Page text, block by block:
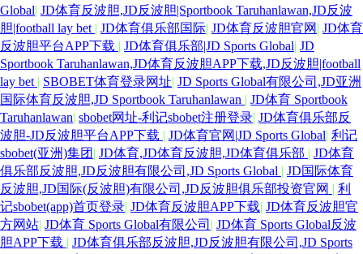
Global| JD体育反波胆,JD反波胆|Sportbook Taruhanlawan,JD反波
胆|football lay bet | JD体育俱乐部国际| JD体育反波胆官网 | JD体育
反波胆平台APP下载 | JD体育俱乐部|JD Sports Global| JD
Sportbook Taruhanlawan,JD体育反波胆APP下载,JD反波胆|football
lay bet | SBOBET体育登录网址| JD Sports Global有限公司,JD亚洲
国际体育反波胆,JD Sportbook Taruhanlawan | JD体育 Sportbook
Taruhanlawan| sbobet网址-利记sbobet注册登录| JD体育俱乐部反
波胆-JD反波胆平台APP下载 | JD体育官网|JD Sports Global| 利记
sbobet(亚洲)集团 | JD体育,JD体育反波胆,JD体育俱乐部 | JD体育
俱乐部反波胆,JD反波胆有限公司,JD Sports Global | JD国际体育
反波胆,JD国际(反波胆)有限公司,JD反波胆俱乐部投资官网 | 利
记sbobet(app)首页登录| JD体育反波胆APP下载| JD体育反波胆官
方网站| JD体育 Sports Global有限公司 | JD体育 Sports Global反波
胆APP下载 | JD体育俱乐部反波胆,JD反波胆有限公司,JD Sports